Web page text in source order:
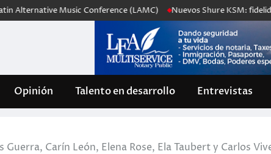
Music Conference (LAMC) Nuevos Shure KSM: fidelidad realista,
Opinión Talento en desarrollo Entrevistas
Carín León, Elena Rose, Ela Taubert y Carlos